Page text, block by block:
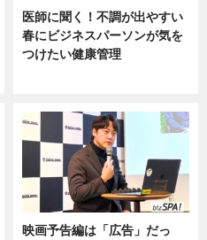
医師に聞く！不調が出やすい
春にビジネスパーソンが気を
つけたい健康管理
映画予告編は「広告」だっ